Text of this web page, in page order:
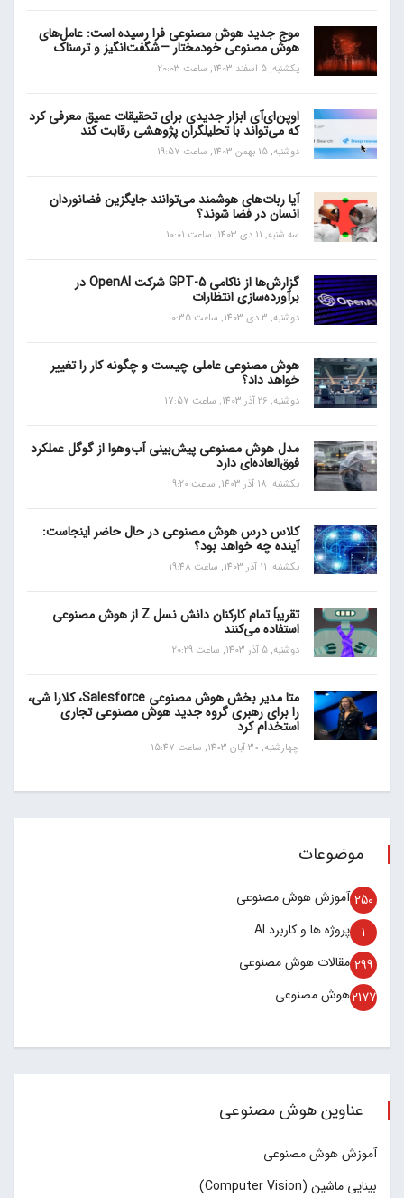
موج جدید هوش مصنوعی فرا رسیده است: عامل‌های
هوش مصنوعی خودمختار —شگفت‌انگیز و ترسناک
یکشنبه, 5 اسفند 1403, ساعت 20:03
اوپن‌ای‌آی ابزار جدیدی برای تحقیقات عمیق معرفی کرد
که می‌تواند با تحلیلگران پژوهشی رقابت کند
دوشنبه, 15 بهمن 1403, ساعت 19:57
آیا ربات‌های هوشمند می‌توانند جایگزین فضانوردان
انسان در فضا شوند؟
سه شنبه, 11 دی 1403, ساعت 10:01
گزارش‌ها از ناکامی GPT-5 شرکت OpenAI در
برآورده‌سازی انتظارات
دوشنبه, 3 دی 1403, ساعت 0:35
هوش مصنوعی عاملی چیست و چگونه کار را تغییر
خواهد داد؟
دوشنبه, 26 آذر 1403, ساعت 17:57
مدل هوش مصنوعی پیش‌بینی آب‌و‌هوا از گوگل عملکرد
فوق‌العاده‌ای دارد
یکشنبه, 18 آذر 1403, ساعت 9:20
کلاس درس هوش مصنوعی در حال حاضر اینجاست:
آینده چه خواهد بود؟
یکشنبه, 11 آذر 1403, ساعت 19:48
تقریباً تمام کارکنان دانش نسل Z از هوش مصنوعی
استفاده می‌کنند
دوشنبه, 5 آذر 1403, ساعت 20:29
متا مدیر بخش هوش مصنوعی Salesforce، کلارا شی،
را برای رهبری گروه جدید هوش مصنوعی تجاری
استخدام کرد
چهارشنبه, 30 آبان 1403, ساعت 15:47
موضوعات
آموزش هوش مصنوعی 250
پروژه ها و کاربرد AI 1
مقالات هوش مصنوعی 299
هوش مصنوعی2177
عناوین هوش مصنوعی
آموزش هوش مصنوعی
بینایی ماشین (Computer Vision)